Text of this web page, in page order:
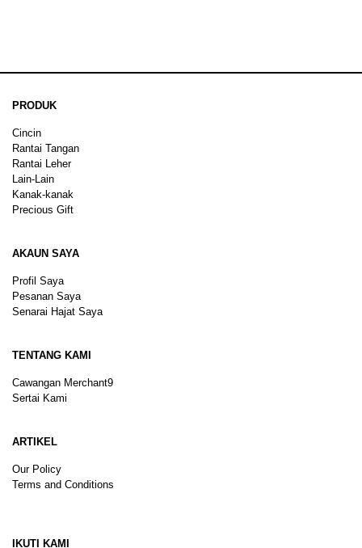
PRODUK
Cincin
Rantai Tangan
Rantai Leher
Lain-Lain
Kanak-kanak
Precious Gift
AKAUN SAYA
Profil Saya
Pesanan Saya
Senarai Hajat Saya
TENTANG KAMI
Cawangan Merchant9
Sertai Kami
ARTIKEL
Our Policy
Terms and Conditions
IKUTI KAMI